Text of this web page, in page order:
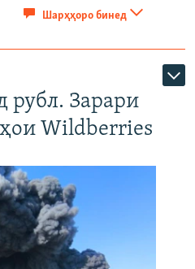
Шарҳҳоро бинед
рубл. Зарари
Wildberries